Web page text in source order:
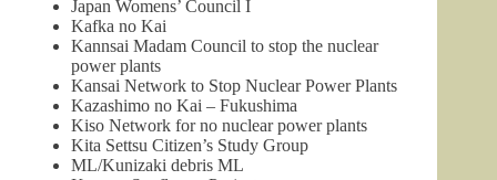
Japan Womens’ Council I
Kafka no Kai
Kannsai Madam Council to stop the nuclear
power plants
Kansai Network to Stop Nuclear Power Plants
Kazashimo no Kai – Fukushima
Kiso Network for no nuclear power plants
Kita Settsu Citizen’s Study Group
ML/Kunizaki debris ML